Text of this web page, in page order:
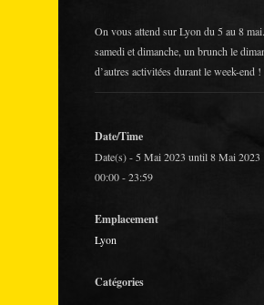
On vous attend sur Lyon du 5 au 8
samedi et dimanche, un brunch le
d’autres activitées durant le week-end !
Date/Time
Date(s) - 5 Mai 2023 until 8 Mai 2023
00:00 - 23:59
Emplacement
Lyon
Catégories